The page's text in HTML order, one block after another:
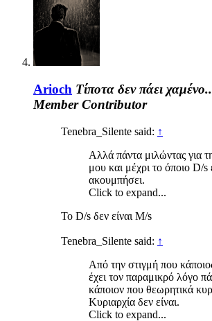
Arioch Τίποτα δεν πάει
Member Contributor
Tenebra_Silente said: ↑
Αλλά πάντα μιλώντας για
μου και μέχρι το όποιο D/s
ακουμπήσει.
Click to expand...
To D/s δεν είναι M/s
Tenebra_Silente said: ↑
Από την στιγμή που
έχει τον παραμικρό λόγο
κάποιον που θεωρητικά
Κυριαρχία δεν είναι.
Click to expand...